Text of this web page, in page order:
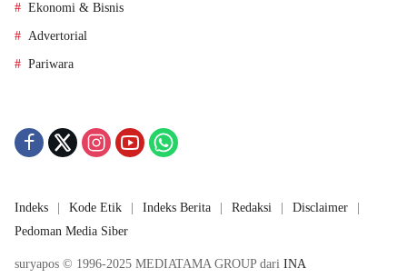
Ekonomi & Bisnis
Advertorial
Pariwara
Indeks Kode Etik Indeks Berita Redaksi
Disclaimer
Pedoman Media Siber
suryapos © 1996-2025 MEDIATAMA GROUP dari INA